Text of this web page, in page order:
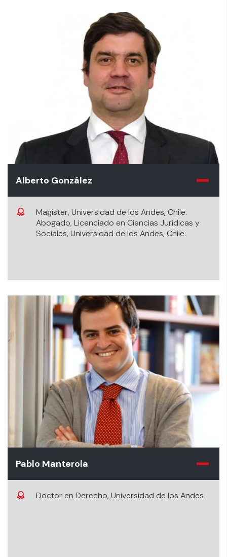
Alberto González
Magíster, Universidad de los Andes, Chile.
Abogado, Licenciado en Ciencias Jurídicas y
Sociales, Universidad de los Andes, Chile.
Pablo Manterola
Doctor en Derecho, Universidad de los Andes